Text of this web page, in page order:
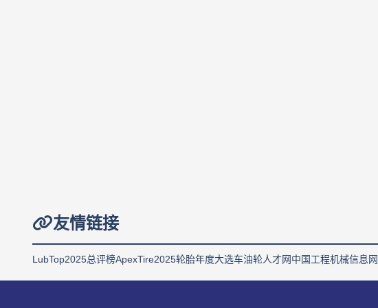
友情链接
LubTop2025总评榜ApexTire2025轮胎年度大选车油轮人才网中国工程机械信息网